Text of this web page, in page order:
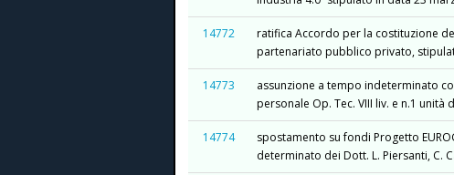
14772
ratifica Accordo per la costituzione
partenariato pubblico privato,
14773
assunzione a tempo indeterminato
personale Op. Tec. VIII liv. e n.1 unità
14774
spostamento su fondi Progetto
determinato dei Dott. L. Piersanti, C.